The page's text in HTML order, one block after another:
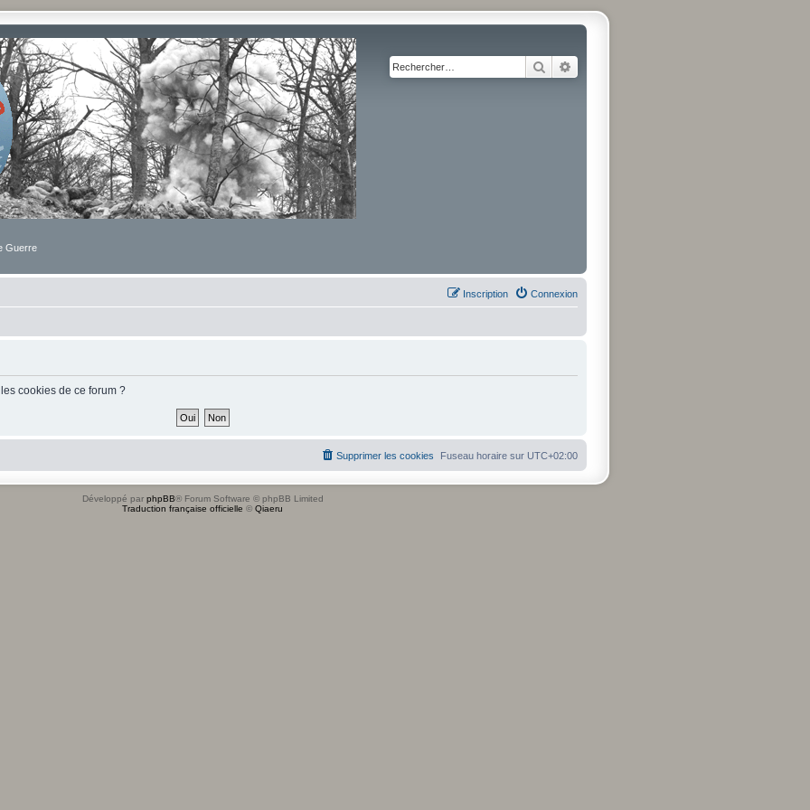
Guerre
Rechercher
Connexion
Inscription
cookies de ce forum ?
Fuseau horaire sur UTC+02:00
Supprimer les cookies
Développé par phpBB® Forum Software © phpBB Limited
Traduction française officielle © Qiaeru